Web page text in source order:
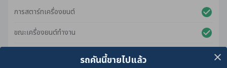
การสตาร์ทเครื่องยนต์
ขณะเครื่องยนต์ทำงาน
รถคันนี้ขายไปแล้ว